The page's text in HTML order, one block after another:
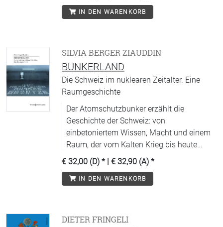
IN DEN WARENKORB
SILVIA BERGER ZIAUDDIN
BUNKERLAND
Die Schweiz im nuklearen Zeitalter. Eine
Raumgeschichte
Der Atomschutzbunker erzählt die
Geschichte der Schweiz: von
einbetoniertem Wissen, Macht und einem
Raum, der vom Kalten Krieg bis heute
nachhallt.
€ 32,00 (D) * | € 32,90 (A) *
IN DEN WARENKORB
DIETER FRINGELI